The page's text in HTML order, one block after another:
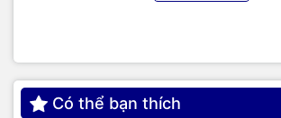
12 luồng, tiến trình 7nm cùng mức xung
4.70GHz. Bộ nhớ đệm 6MB Cache cùng bộ
RAM cho phép bạn thực hiện các tác vụ đa
Có thể bạn thích